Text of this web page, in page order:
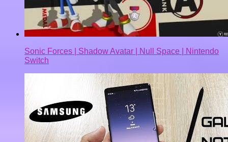
Sonic Forces | Shadow Avatar | Null Space | Nintendo
Switch